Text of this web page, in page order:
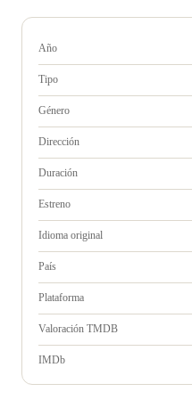
Año
Tipo
Género
Dirección
Duración
Estreno
Idioma original
País
Plataforma
Valoración TMDB
IMDb